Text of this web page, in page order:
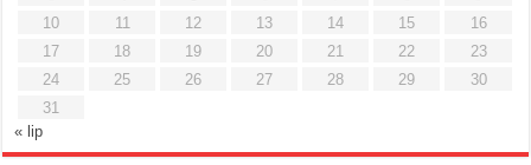
10
11 12 13 14 15
16
17
18 19 20 21 22
23
24
25 26 27 28 29
30
31
« lip